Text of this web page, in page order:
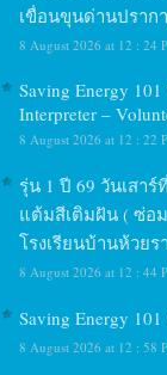
เขื่อนขุนด่านปราก
8 August 2026 at 12 : 24
Saving Energy
Interpreter –
8 August 2026 at 12 : 22
รุ่น 1 ปี 69 วันเสา
แต้มสีเติมฝัน ( ซ่อ
โรงเรียนบ้านห้วย
8 August 2026 at 12 : 44
Saving Energy
8 August 2026 at 12 : 58